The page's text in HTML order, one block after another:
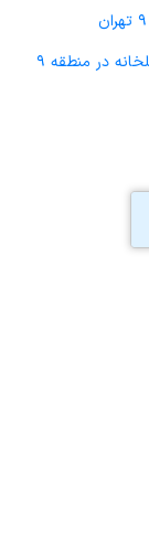
اجاره سوله، انبار، کارگاه، مرغداری، زمین کشاورزی و گلخانه در منطقه 9